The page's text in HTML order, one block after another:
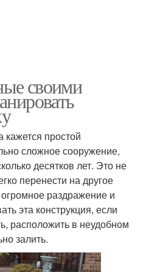
своими
простой
сложное сооружение,
десятков лет. Это не
перенести на другое
раздражение и
эта конструкция, если
расположить в неудобном
залить.